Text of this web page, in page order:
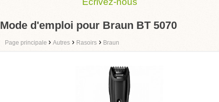
Mode d'emploi pour Braun BT 5070
Page principale › Autres › Rasoirs › Braun